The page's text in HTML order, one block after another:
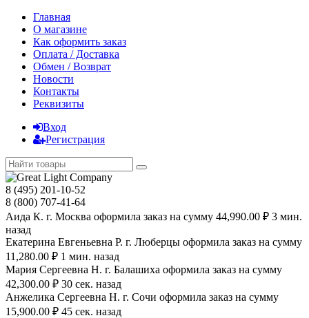
Главная
О магазине
Как оформить заказ
Оплата / Доставка
Обмен / Возврат
Новости
Контакты
Реквизиты
Вход
Регистрация
8 (495) 201-10-52
8 (800) 707-41-64
Аида К. г. Москва оформила заказ на сумму 44,990.00 ₽ 3 мин.
назад
Екатерина Евгеньевна Р. г. Люберцы оформила заказ на сумму
11,280.00 ₽ 1 мин. назад
Мария Сергеевна H. г. Балашиха оформила заказ на сумму
42,300.00 ₽ 30 сек. назад
Анжелика Сергеевна Н. г. Сочи оформила заказ на сумму
15,900.00 ₽ 45 сек. назад